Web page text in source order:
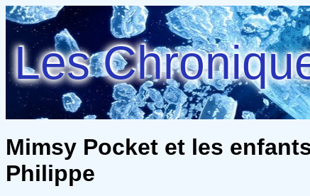
Les
Mimsy Pocket et les
Philippe